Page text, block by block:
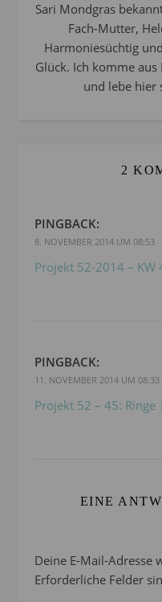
Sari Mondgras
Fach-Mutter,
Harmoniesüchtig
Glück. Ich komme
und lebe hier
2
PINGBACK:
8. NOVEMBER 2014 UM 08:53
Projekt 52-2014 – KW
PINGBACK:
11. NOVEMBER 2014 UM 08:33
Projekt 52 – 45:
EINE
Deine E-Mail-Adresse
Erforderliche Felder